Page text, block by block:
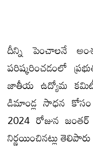
దీన్ని పెంచాలనే
పరిష్కరించడంలో
జాతీయ ఉద్యోమ కమిటీ
డిమాండ్ల సాధన
2024 రోజున
నిర్ణయించినట్లు తెలిపారు